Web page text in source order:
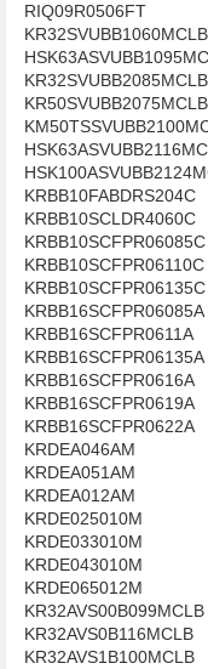
RIQ09R0506FT
KR32SVUBB1060MCLB
KR32SVUBB2085MCLB
KR50SVUBB2075MCLB
KRBB10FABDRS204C
KRBB10SCLDR4060C
KRBB10SCFPR06085C
KRBB10SCFPR06110C
KRBB10SCFPR06135C
KRBB16SCFPR06085A
KRBB16SCFPR0611A
KRBB16SCFPR06135A
KRBB16SCFPR0616A
KRBB16SCFPR0619A
KRBB16SCFPR0622A
KRDEA046AM
KRDEA051AM
KRDEA012AM
KRDE025010M
KRDE033010M
KRDE043010M
KRDE065012M
KR32AVS00B099MCLB
KR32AVS0B116MCLB
KR32AVS1B100MCLB